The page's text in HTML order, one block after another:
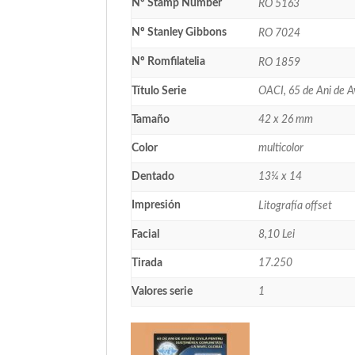
Nº Stamp Number RO 5163
Nº Stanley Gibbons RO 7024
Nº Romfilatelia RO 1859
Título Serie OACI, 65 de Ani de
Tamaño 42 x 26 mm
Color multicolor
Dentado 13¼ x 14
Impresión Litografía offset
Facial 8,10 Lei
Tirada 17.250
Valores serie 1